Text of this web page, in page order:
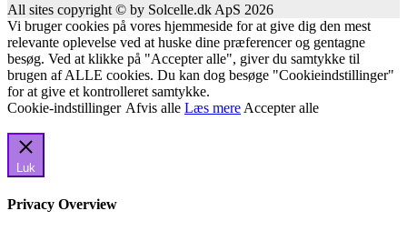
All sites copyright © by Solcelle.dk ApS 2026
Vi bruger cookies på vores hjemmeside for at give dig den mest
relevante oplevelse ved at huske dine præferencer og gentagne
besøg. Ved at klikke på "Accepter alle", giver du samtykke til
brugen af ALLE cookies. Du kan dog besøge "Cookieindstillinger"
for at give et kontrolleret samtykke.
Cookie-indstillinger Afvis alle Læs mere Accepter alle
Luk
Privacy Overview